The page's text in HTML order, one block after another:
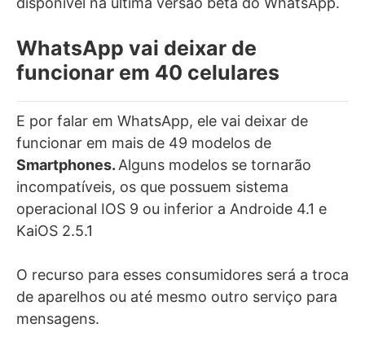
WhatsApp vai deixar de
funcionar em 40 celulares
E por falar em WhatsApp, ele vai deixar de
funcionar em mais de 49 modelos de
Smartphones. Alguns modelos se tornarão
incompatíveis, os que possuem sistema
operacional IOS 9 ou inferior a Androide 4.1 e
KaiOS 2.5.1
O recurso para esses consumidores será a troca
de aparelhos ou até mesmo outro serviço para
mensagens.